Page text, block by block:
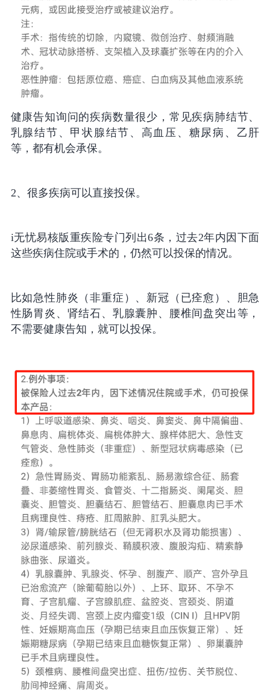
健康告知询问的疾病数量很少，常见疾病肺结节、
乳腺结节、甲状腺结节、高血压、糖尿病、乙肝
等，都有机会承保。
2、很多疾病可以直接投保。
i无忧易核版重疾险专门列出6条，过去2年内因下面
这些疾病住院或手术的，仍然可以投保的情况。
比如急性肺炎（非重症）、新冠（已痊愈）、胆急
性肠胃炎、肾结石、乳腺囊肿、腰椎间盘突出等，
不需要健康告知，就可以投保。